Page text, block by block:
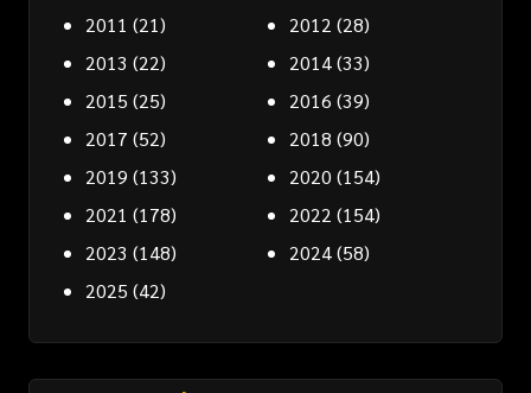
2011 (21) 2012 (28)
2013 (22) 2014(33)
2015 (25) 2016 (39)
2017 (52) 2018 (90)
2019 (133) 2020 (154)
2021 (178) 2022 (154)
2023 (148) 2024(58)
2025 (42)